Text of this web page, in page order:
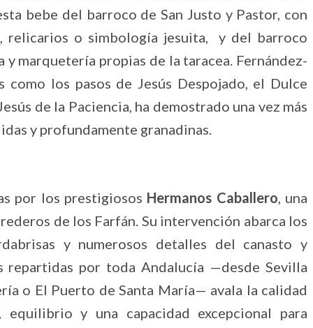
bebe del barroco de San Justo y Pastor, con
relicarios o simbología jesuita, y del barroco
marquetería propias de la taracea. Fernández-
los pasos de Jesús Despojado, el Dulce
de la Paciencia, ha demostrado una vez más
y profundamente granadinas.
por los prestigiosos Hermanos Caballero, una
de los Farfán. Su intervención abarca los
y numerosos detalles del canasto y
repartidas por toda Andalucía —desde Sevilla
o El Puerto de Santa María— avala la calidad
y una capacidad excepcional para